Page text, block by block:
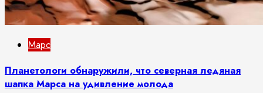
Марс
Планетологи обнаружили, что северная ледяная
шапка Марса на удивление молода